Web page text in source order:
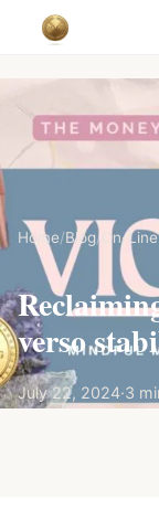
Home/Blog/ On-
verso
July 22, 2024·3